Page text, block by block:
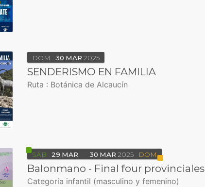
DOM 30 MAR 2025
SENDERISMO EN FAMILIA
Ruta : Botánica de Alcaucín
SÁB 29 MAR 30 MAR 2025 DOM
Balonmano - Final four provinciales
Categoría infantil (masculino y femenino)